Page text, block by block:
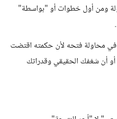
ومن أول خطوات أو "بواسطة"
في محاولة فتحه لأن حكمته اقتضت
أن شغفك الحقيقي وقدراتك